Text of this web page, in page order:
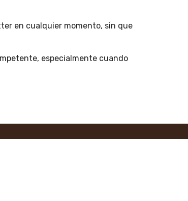
en cualquier momento, sin que
especialmente cuando